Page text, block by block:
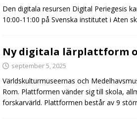
Den digitala resursen Digital Periegesis
10:00-11:00 på Svenska institutet i Aten
Ny digitala lärplattform
september 5, 2025
Världskulturmuseernas och
Rom. Plattformen vänder sig till skola,
forskarvärld. Plattformen består av 9